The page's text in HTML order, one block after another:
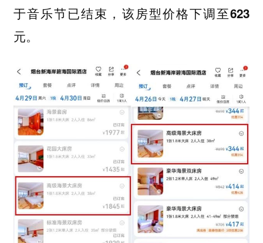
于音乐节已结束，该房型价格下调至623
元。